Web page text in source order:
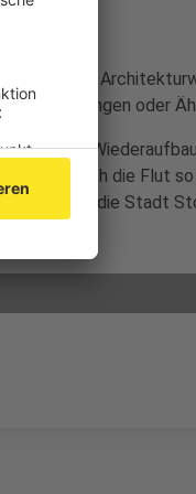
läuft ein
oder
größte
wurde durch die Flut
war, so die Stadt